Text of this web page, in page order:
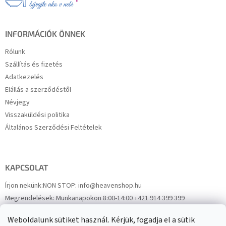
Weboldalunk sütiket használ. Kérjük, fogadja el a sütik
INFORMÁCIÓK ÖNNEK
Rólunk
Szállítás és fizetés
Adatkezelés
Elállás a szerződéstől
Névjegy
Visszaküldési politika
Általános Szerződési Feltételek
KAPCSOLAT
Írjon nekünk:NON STOP: info@heavenshop.hu
Megrendelések:Munkanapokon 8:00-14:00 +421 914 399 399
FacebookHeavenShop.sk